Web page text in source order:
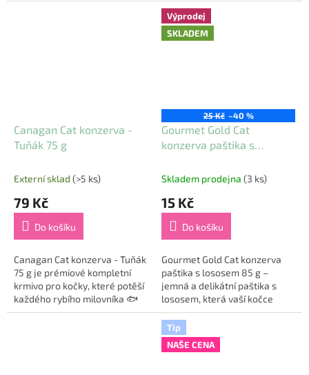
Tato lahodná konzerva je
složená z čerstvých...
Canagan Cat konzerva -
Tuňák 75 g
Externí sklad (>5 ks)
79 Kč
Do košíku
Canagan Cat konzerva - Tuňák
75 g je prémiové kompletní
krmivo pro kočky, které potěší
každého rybího milovníka 🐟
😺. Obsahuje maso z tuňáka
Výprodej
SKLADEM
25 Kč –40 %
Gourmet Gold Cat
konzerva paštika s
Skladem prodejna (3 ks)
15 Kč
Do košíku
Gourmet Gold Cat konzerva
paštika s lososem 85 g –
jemná a delikátní paštika s
lososem, která vaší kočce
poskytne nezapomenutelný
chuťový zážitek 🐱🐟. Tato
pečlivě připravená...
Tip
NAŠE CENA